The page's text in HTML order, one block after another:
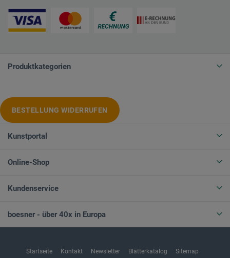
Produktkategorien
BESTELLUNG WIDERRUFEN
Kunstportal
Online-Shop
Kundenservice
boesner - über 40x in Europa
Startseite Kontakt Newsletter Blätterkatalog Sitemap